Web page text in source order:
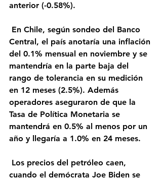
anterior (-0.58%).
Central, el país anotaría una inflación
del 0.1% mensual en noviembre y se
mantendría en la parte baja del
rango de tolerancia en su medición
en 12 meses (2.5%). Además
operadores aseguraron de que la
Tasa de Política Monetaria se
mantendrá en 0.5% al menos por un
año y llegaría a 1.0% en 24 meses.
cuando el demócrata Joe Biden se